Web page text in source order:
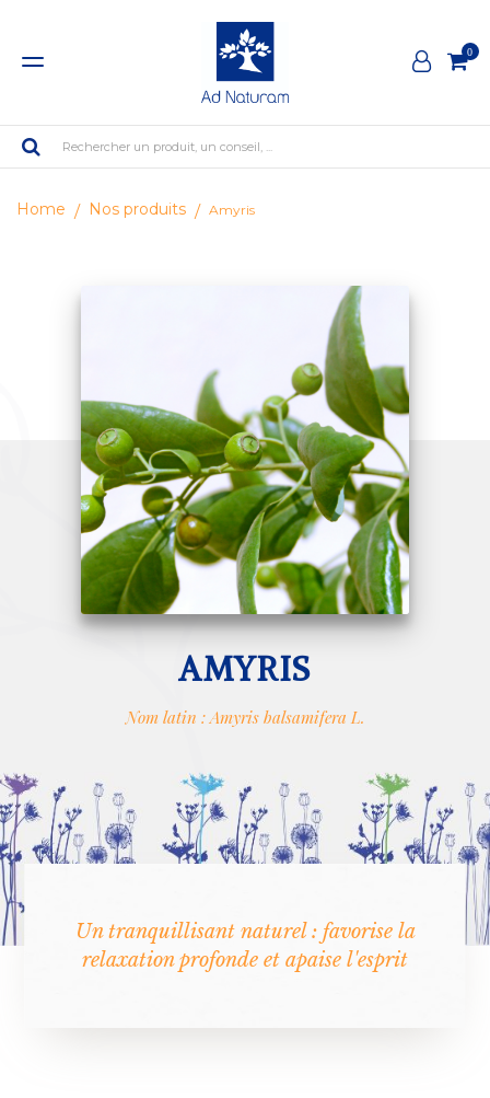
0
Rechercher un produit, un conseil, ...
Home Nos produits Amyris
AMYRIS
Nom latin : Amyris balsamifera L.
Un tranquillisant naturel : favorise la
relaxation profonde et apaise l'esprit